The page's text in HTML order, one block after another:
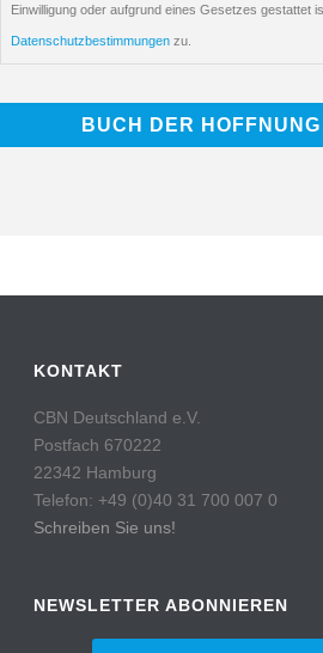
Einwilligung oder aufgrund eines Gesetzes gestattet
Datenschutzbestimmungen zu.
KONTAKT
CBN Deutschland e.V.
Postfach 670222
22342 Hamburg
Telefon: +49 (0)40 31 700 007 0
Schreiben Sie uns!
NEWSLETTER ABONNIEREN